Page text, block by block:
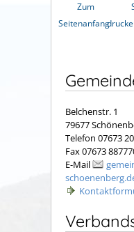
Zum
Seitenanfang
Belchenstr. 1
79677
Telefon 07673
Fax 07673
E-Mail